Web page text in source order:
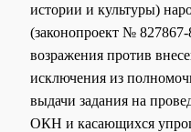
истории и культуры)
(законопроект №
возражения против
исключения из
выдачи задания на
ОКН и касающихся